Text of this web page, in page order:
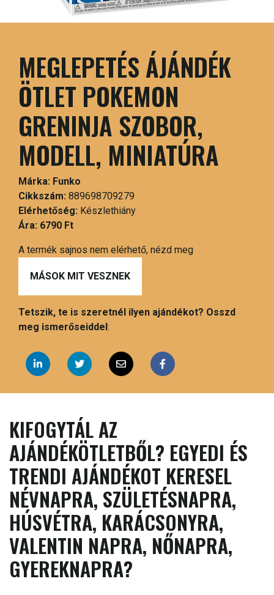
MEGLEPETÉS ÁJÁNDÉK
ÖTLET POKEMON
GRENINJA SZOBOR,
MODELL, MINIATÚRA
Márka: Funko
Cikkszám: 889698709279
Elérhetőség: Készlethiány
Ára: 6790 Ft
A termék sajnos nem elérhető, nézd meg
MÁSOK MIT VESZNEK
Tetszik, te is szeretnél ilyen ajándékot? Osszd
meg ismerőseiddel:
KIFOGYTÁL AZ
AJÁNDÉKÖTLETBŐL? EGYEDI ÉS
TRENDI AJÁNDÉKOT KERESEL
NÉVNAPRA, SZÜLETÉSNAPRA,
HÚSVÉTRA, KARÁCSONYRA,
VALENTIN NAPRA, NŐNAPRA,
GYEREKNAPRA?